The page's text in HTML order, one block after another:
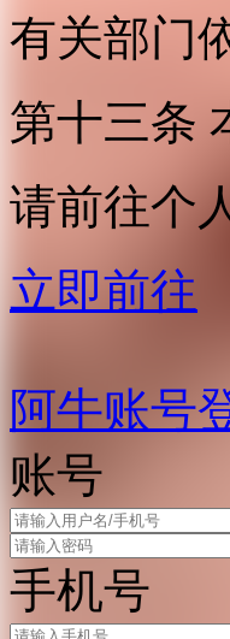
有关部门
第十三条
请前往个
立即前往
阿牛账号
账号
手机号